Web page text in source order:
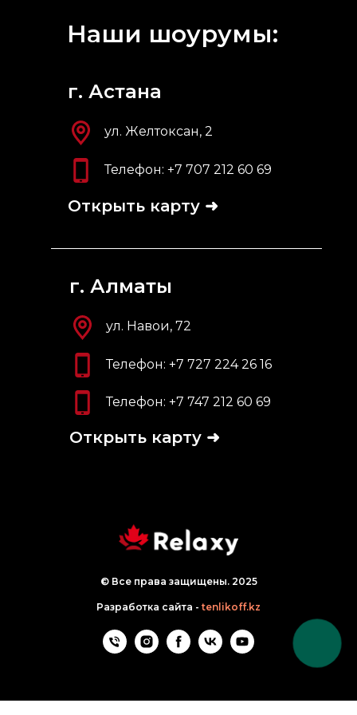
Открыть карту ➜
г. Алматы
ул. Навои, 72
Телефон: +7 747 212 60 69
Телефон: +7 727 224 26 16
Наши шоурумы:
ул. Желтоксан, 2
Телефон: +7 707 212 60 69
г. Астана
Открыть карту ➜
© Все права защищены. 2025
Разработка сайта - tenlikoff.kz